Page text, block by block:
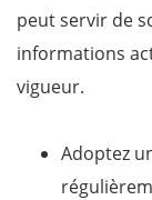
peut servir de
informations
vigueur.
Adoptez